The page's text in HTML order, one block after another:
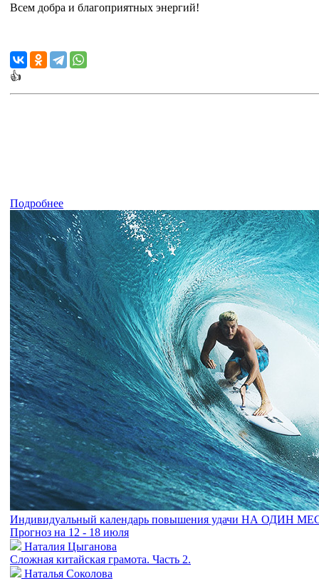
Всем добра и благоприятных энергий!
👍
Подробнее
Индивидуальный календарь повышения удачи НА ОДИН
Прогноз на 12 - 18 июля
Наталия Цыганова
Сложная китайская грамота. Часть 2.
Наталья Соколова